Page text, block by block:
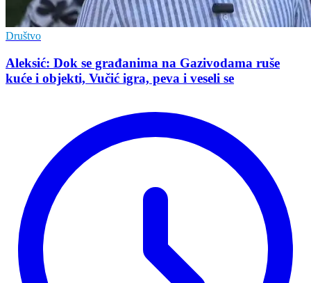
Društvo
Aleksić: Dok se građanima na Gazivodama ruše
kuće i objekti, Vučić igra, peva i veseli se